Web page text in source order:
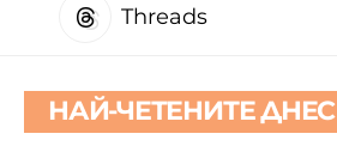
Threads
НАЙ-ЧЕТЕНИТЕ ДНЕС